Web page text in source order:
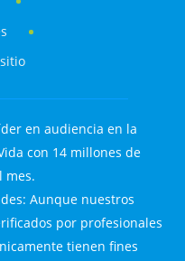
en audiencia en la
con 14 millones de
mes.
Aunque nuestros
por profesionales
tienen fines